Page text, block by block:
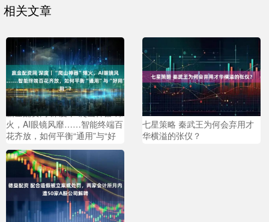
相关文章
赢金配资网 深度丨“爬山神器”爆
火，AI眼镜风靡……智能终端百
花齐放，如何平衡“通用”与“好
七星策略 秦武王为何会弃用才
华横溢的张仪？